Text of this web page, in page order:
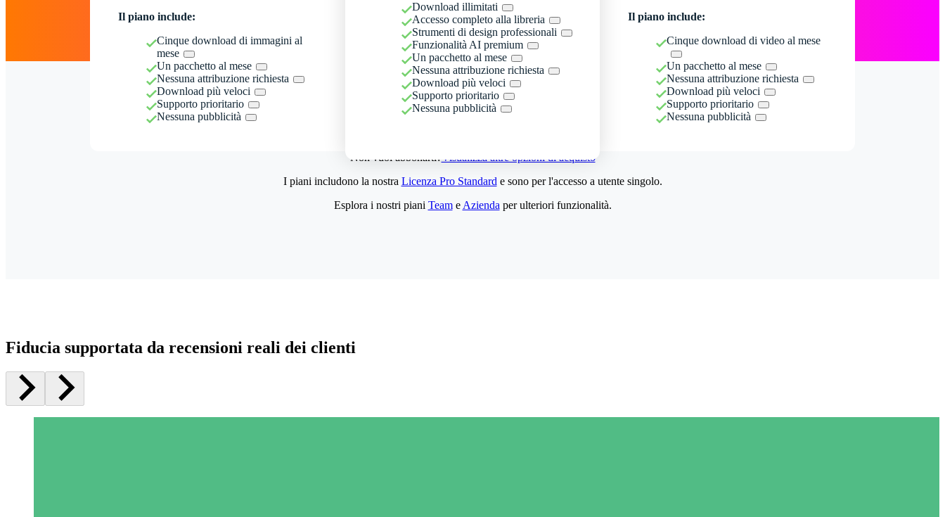
Il piano include:
Cinque download di immagini al
mese
Un pacchetto al mese
Nessuna attribuzione richiesta
Download più veloci
Supporto prioritario
Nessuna pubblicità
Download illimitati
Accesso completo alla libreria
Strumenti di design professionali
Funzionalità AI premium
Un pacchetto al mese
Nessuna attribuzione richiesta
Download più veloci
Supporto prioritario
Nessuna pubblicità
Il piano include:
Cinque download di video al mese
Un pacchetto al mese
Nessuna attribuzione richiesta
Download più veloci
Supporto prioritario
Nessuna pubblicità
Non vuoi abbonarti?Visualizza altre opzioni di acquisto
I piani includono la nostra Licenza Pro Standard e sono per l'accesso a utente singolo.
Esplora i nostri piani Teame Azienda per ulteriori funzionalità.
Fiducia supportata da recensioni reali dei clienti